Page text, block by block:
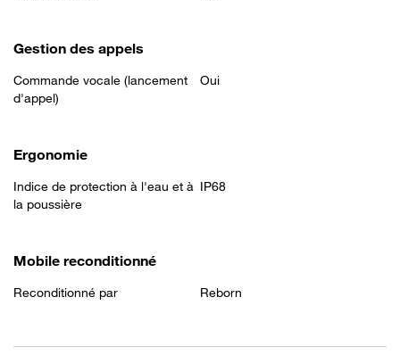
Gestion des appels
Commande vocale (lancement
d'appel)
Oui
Ergonomie
Indice de protection à l'eau et à
la poussière
IP68
Mobile reconditionné
Reconditionné par Reborn